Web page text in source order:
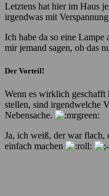
Letztens hat hier im Haus
irgendwas mit
Ich habe da so eine Lampe
mir jemand sagen, ob das
Der Vorteil!
Wenn es wirklich geschafft
stellen, sind irgendwelche
Nebensache.
Ja, ich weiß, der war flach,
einfach machen